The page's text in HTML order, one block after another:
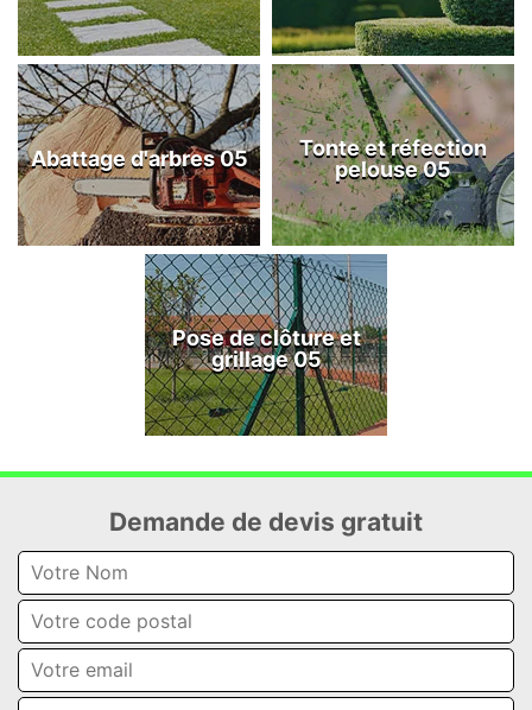
Abattage d'arbres 05
Tonte et réfection
pelouse 05
Pose de clôture et
grillage 05
Demande de devis gratuit